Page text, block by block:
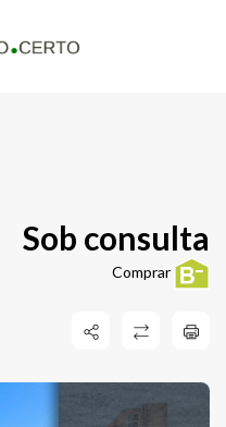
Sob consulta
Comprar